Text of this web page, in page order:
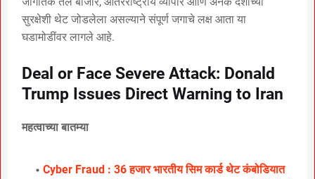
सुरक्षेशी थेट जोडलेला असल्याने संपूर्ण जगाचे लक्ष आता या
घडामोडींवर लागले आहे.
Deal or Face Severe Attack: Donald
Trump Issues Direct Warning to Iran
महत्वाच्या बातम्या
Cyber Fraud : 36 हजार भारतीय सिम कार्ड थेट कंबोडियात